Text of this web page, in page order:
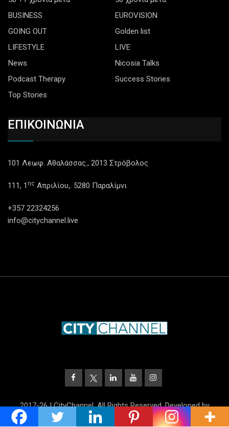
BUSINESS
EUROVISION
GOING OUT
Golden list
LIFESTYLE
LIVE
News
Nicosia Talks
Podcast Therapy
Success Stories
Top Stories
ΕΠΙΚΟΙΝΩΝΙΑ
101 Λεωφ. Αθαλάσσας., 2013 Στρόβολος
111, 1 ης Απριλίου,. 5280 Παραλίμνι
+357 22324256
info@citychannel.live
2017-26 | CityChannel. All Rights Reserved. Developed by
UnitrustMedia